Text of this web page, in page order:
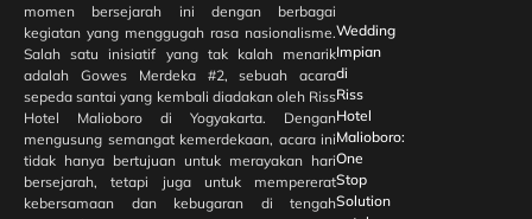
momen bersejarah ini dengan berbagai
kegiatan yang menggugah rasa nasionalisme.
Salah satu inisiatif yang tak kalah menarik
adalah Gowes Merdeka #2, sebuah acara
sepeda santai yang kembali diadakan oleh Riss
Hotel Malioboro di Yogyakarta. Dengan
mengusung semangat kemerdekaan, acara ini
tidak hanya bertujuan untuk merayakan hari
bersejarah, tetapi juga untuk mempererat
kebersamaan dan kebugaran di tengah
Wedding
Impian
di
Riss
Hotel
Malioboro:
One
Stop
Solution